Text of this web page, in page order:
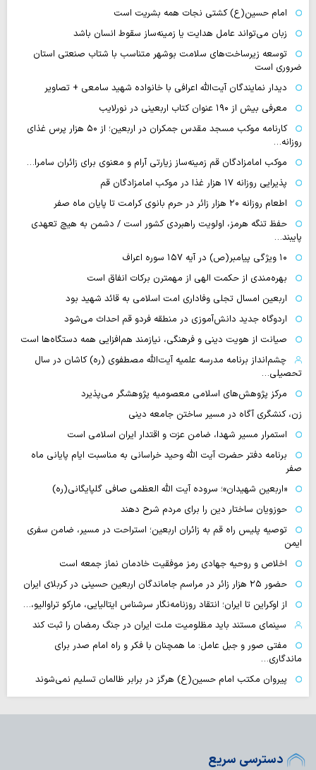
امام حسین(ع) کشتی نجات همه بشریت است
زبان می‌تواند عامل هدایت یا زمینه‌ساز سقوط انسان باشد
توسعه زیرساخت‌های سلامت بوشهر متناسب با شتاب صنعتی استان
ضروری است
دیدار نمایندگان آیت‌الله اعرافی با خانواده شهید سامعی + تصاویر
معرفی بیش از ۱۹۰ عنوان کتاب اربعینی در نورلایب
کارنامه موکب مسجد مقدس جمکران در اربعین؛ از ۵۰ هزار پرس غذای
روزانه…
موکب امامزادگان قم زمینه‌ساز زیارتی آرام و معنوی برای زائران سامرا…
پذیرایی روزانه ۱۷ هزار غذا در موکب امامزادگان قم
اطعام روزانه ۲۰ هزار زائر در حرم بانوی کرامت تا پایان ماه صفر
حفظ تنگه هرمز، اولویت راهبردی کشور است / دشمن به هیچ تعهدی
پایبند…
۱۰ ویژگی پیامبر(ص) در آیه ۱۵۷ سوره اعراف
بهره‌مندی از حکمت الهی از مهمترن برکات انفاق است
اربعین امسال تجلی وفاداری امت اسلامی به قائد شهید بود
اردوگاه جدید دانش‌آموزی در منطقه فردو قم احداث می‌شود
صیانت از هویت دینی و فرهنگی، نیازمند هم‌افزایی همه دستگاه‌ها است
چشم‌انداز برنامه مدرسه علمیه آیت‌الله مصطفوی (ره) کاشان در سال
تحصیلی…
مرکز پژوهش‌های اسلامی معصومیه پژوهشگر می‌پذیرد
زن، کنشگری آگاه در مسیر ساختن جامعه دینی
استمرار مسیر شهدا، ضامن عزت و اقتدار ایران اسلامی است
برنامه دفتر حضرت آیت الله وحید خراسانی به مناسبت ایام پایانی ماه
صفر
«اربعین شهیدان»؛ سروده آیت الله العظمی صافی گلپایگانی(ره)
حوزویان ساختار دین را برای مردم شرح دهند
توصیه پلیس راه قم به زائران اربعین؛ استراحت در مسیر، ضامن سفری
ایمن
اخلاص و روحیه جهادی رمز موفقیت خادمان نماز جمعه است
حضور ۲۵ هزار زائر در مراسم جاماندگان اربعین حسینی در کربلای ایران
از اوکراین تا ایران؛ انتقاد روزنامه‌نگار سرشناس ایتالیایی، مارکو تراوالیو،…
سینمای مستند باید مظلومیت ملت ایران در جنگ رمضان را ثبت کند
مفتی صور و جبل عامل: ما همچنان با فکر و راه امام صدر برای
ماندگاری…
پیروان مکتب امام حسین(ع) هرگز در برابر ظالمان تسلیم نمی‌شوند
دسترسی سریع